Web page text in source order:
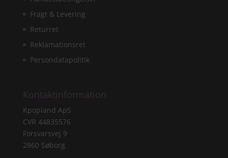
Fragt & Levering
Returret
Reklamationsret
Persondatapolitik
Kontaktinformation
Kpopland ApS
CVR 44835576
Forsvarsvej 9
2860 Søborg